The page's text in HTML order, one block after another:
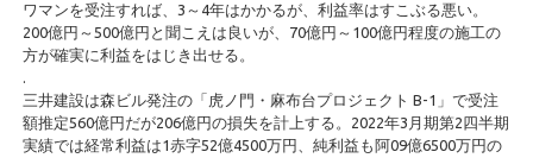
ワマンを受注すれば、3～4年はかかるが、利益率はすこぶる悪い。
200億円～500億円と聞こえは良いが、70億円～100億円程度の施工の
方が確実に利益をはじき出せる。
.
三井建設は森ビル発注の「虎ノ門・麻布台プロジェクト B-1」で受注
額推定560億円だが206億円の損失を計上する。2022年3月期第2四半期
実績では経常利益は1赤字52億4500万円、純利益も阿09億6500万円の